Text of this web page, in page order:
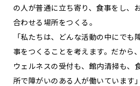
の人が普通に立ち寄り、食事をし、
合わせる場所をつくる。
「私たちは、どんな活動の中にでも
事をつくることを考えます。だから
ウェルネスの受付も、館内清掃も、
所で障がいのある人が働いています